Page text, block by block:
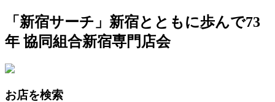
「新宿サーチ」新宿とともに歩んで73
年 協同組合新宿専門店会
お店を検索